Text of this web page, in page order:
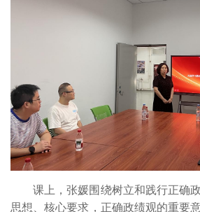
课上，张媛围绕树立和践行正确
思想、核心要求，正确政绩观的重要